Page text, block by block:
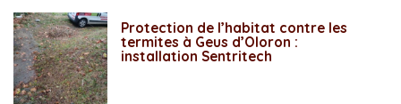
Protection de l’habitat contre les
termites à Geus d’Oloron :
installation Sentritech